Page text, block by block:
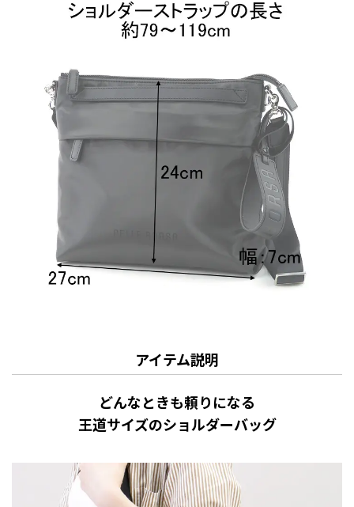
アイテム説明
どんなときも頼りになる
王道サイズのショルダーバッグ